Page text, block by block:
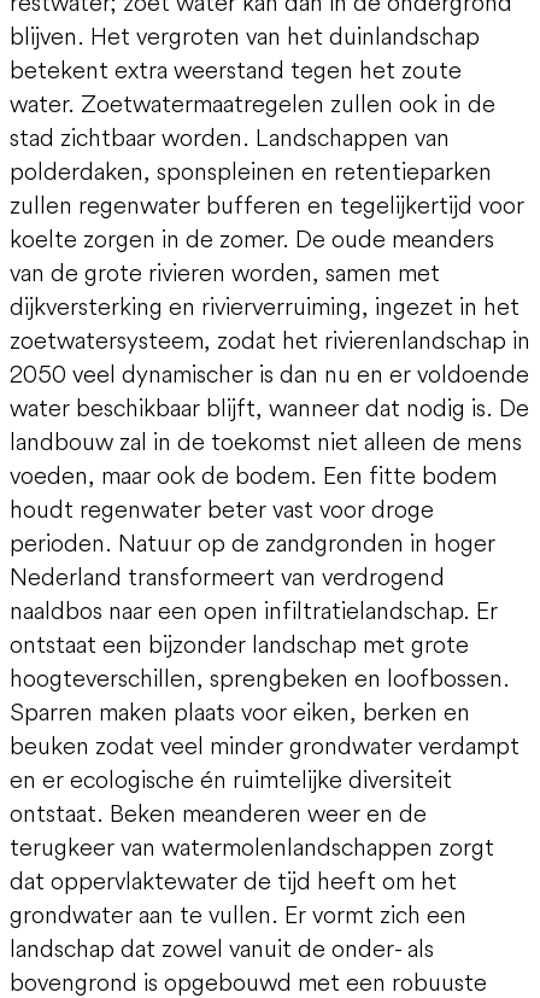
blijven. Het vergroten van het duinlandschap
betekent extra weerstand tegen het zoute
water. Zoetwatermaatregelen zullen ook in de
stad zichtbaar worden. Landschappen van
polderdaken, sponspleinen en retentieparken
zullen regenwater bufferen en tegelijkertijd voor
koelte zorgen in de zomer. De oude meanders
van de grote rivieren worden, samen met
dijkversterking en rivierverruiming, ingezet in het
zoetwatersysteem, zodat het rivierenlandschap in
2050 veel dynamischer is dan nu en er voldoende
water beschikbaar blijft, wanneer dat nodig is. De
landbouw zal in de toekomst niet alleen de mens
voeden, maar ook de bodem. Een fitte bodem
houdt regenwater beter vast voor droge
perioden. Natuur op de zandgronden in hoger
Nederland transformeert van verdrogend
naaldbos naar een open infiltratielandschap. Er
ontstaat een bijzonder landschap met grote
hoogteverschillen, sprengbeken en loofbossen.
Sparren maken plaats voor eiken, berken en
beuken zodat veel minder grondwater verdampt
en er ecologische én ruimtelijke diversiteit
ontstaat. Beken meanderen weer en de
terugkeer van watermolenlandschappen zorgt
dat oppervlaktewater de tijd heeft om het
grondwater aan te vullen. Er vormt zich een
landschap dat zowel vanuit de onder- als
bovengrond is opgebouwd met een robuuste